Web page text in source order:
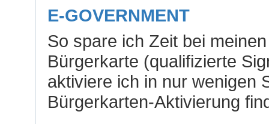
E-GOVERNMENT
So spare ich Zeit bei
Bürgerkarte (qualifizierte
aktiviere ich in nur wenigen
Bürgerkarten-Aktivierung